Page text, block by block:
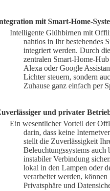
mit Smart-Home-
Intelligente Glühbirnen mit
nahtlos in Ihr bestehendes
integriert werden. Durch
zentralen Smart-Home-
Alexa oder Google
Lichter steuern, sondern
Zuhause ganz einfach per
und privater
Ein wesentlicher Vorteil der
darin, dass keine
stellt die Zuverlässigkeit
Beleuchtungssystems auch
instabiler Verbindung
lokal in den Lampen oder
verarbeitet werden, können
Privatsphäre und